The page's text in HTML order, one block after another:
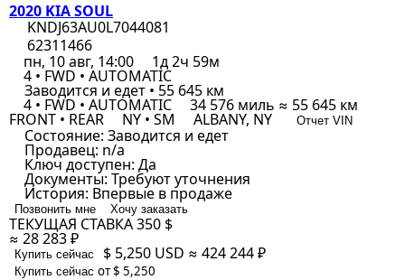
2020 KIA SOUL
KNDJ63AU0L7044081
62311466
пн, 10 авг, 14:00
1д 2ч 59м
4 • FWD • AUTOMATIC
Заводится и едет • 55 645 км
4 • FWD • AUTOMATIC 34 576 миль ≈ 55 645 км
FRONT • REAR NY • SM ALBANY, NY Отчет VIN
Состояние: Заводится и едет
Продавец: n/a
Ключ доступен: Да
Документы: Требуют уточнения
История: Впервые в продаже
Позвонить мне Хочу заказать
ТЕКУЩАЯ СТАВКА350 $
≈ 28 283 ₽
Купить сейчас $ 5,250 USD ≈ 424 244 ₽
Купить сейчас от $ 5,250